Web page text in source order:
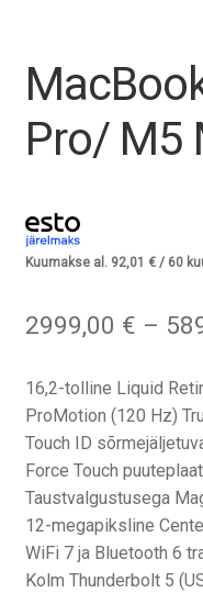
Hooldus
Minu konto
Pro/ M5
Kuumakse al. 92,01 €/ 60
2999,00 € –
16,2-tolline Liquid
ProMotion (120 Hz)
Touch ID
Force Touch puuteplaat
Taustvalgustusega
12-megapiksline
WiFi 7 ja Bluetooth 6
Kolm Thunderbolt 5